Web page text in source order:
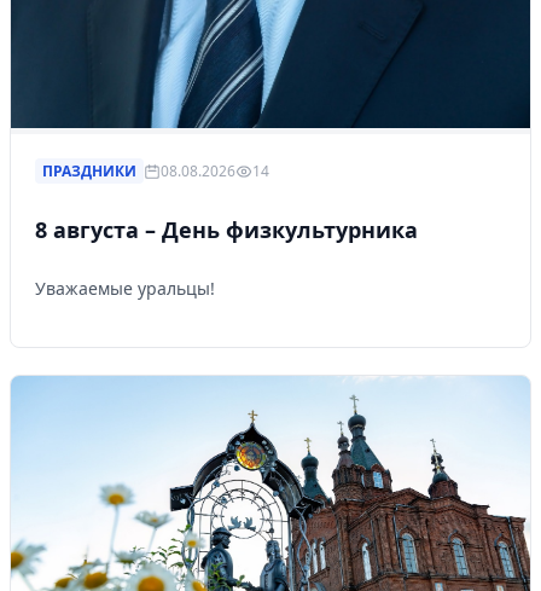
ПРАЗДНИКИ 08.08.2026 14
8 августа – День физкультурника
Уважаемые уральцы!